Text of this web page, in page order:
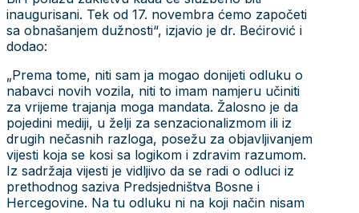
inaugurisani. Tek od 17. novembra ćemo započeti
sa obnašanjem dužnosti“, izjavio je dr. Bećirović i
dodao:
„Prema tome, niti sam ja mogao donijeti odluku o
nabavci novih vozila, niti to imam namjeru učiniti
za vrijeme trajanja moga mandata. Žalosno je da
pojedini mediji, u želji za senzacionalizmom ili iz
drugih nečasnih razloga, posežu za objavljivanjem
vijesti koja se kosi sa logikom i zdravim razumom.
Iz sadržaja vijesti je vidljivo da se radi o odluci iz
prethodnog saziva Predsjedništva Bosne i
Hercegovine. Na tu odluku ni na koji način nisam